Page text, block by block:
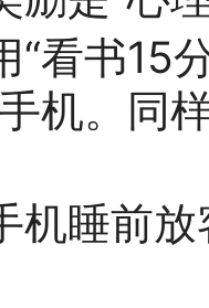
“看书
机。同
机睡前